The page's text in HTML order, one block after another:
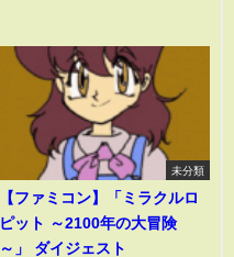
未分類
【ファミコン】「ミラクルロ
ピット ～2100年の大冒険
～」 ダイジェスト